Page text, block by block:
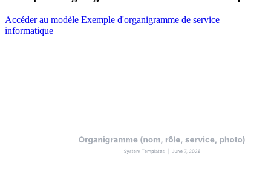
Accéder au modèle Exemple d'organigramme de service
informatique